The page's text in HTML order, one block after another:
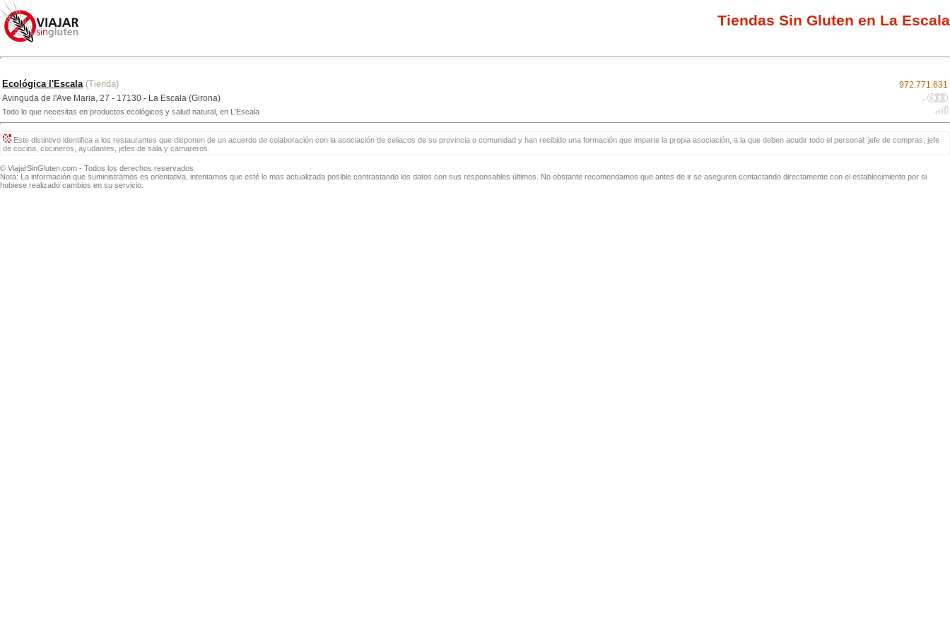
Tiendas Sin Gluten en La Escala
Ecológica l'Escala (Tienda)
972.771.631
Avinguda de l'Ave Maria, 27 - 17130 - La Escala (Girona)
-
Todo lo que necesitas en productos ecológicos y salud natural, en L'Escala
Este distintivo identifica a los restaurantes que disponen de un acuerdo de colaboración con la asociación de celiacos de su provincia o comunidad y han recibido una formación que imparte la propia asociación, a la que deben acudir todo el personal: jefe de compras, jefe
de cocina, cocineros, ayudantes, jefes de sala y camareros.
© ViajarSinGluten.com - Todos los derechos reservados
Nota: La información que suministramos es orientativa, intentamos que esté lo mas actualizada posible contrastando los datos con sus responsables últimos. No obstante recomendamos que antes de ir se aseguren contactando directamente con el establecimiento por si
hubiese realizado cambios en su servicio.